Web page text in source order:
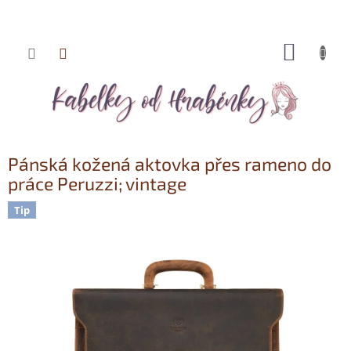
Přejít
Pánská kožená aktovka přes rameno do
práce Peruzzi; vintage
Tip